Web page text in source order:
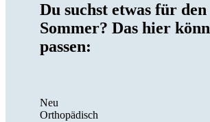
Du suchst etwas für den
Sommer? Das hier
passen:
Neu
Orthopädisch